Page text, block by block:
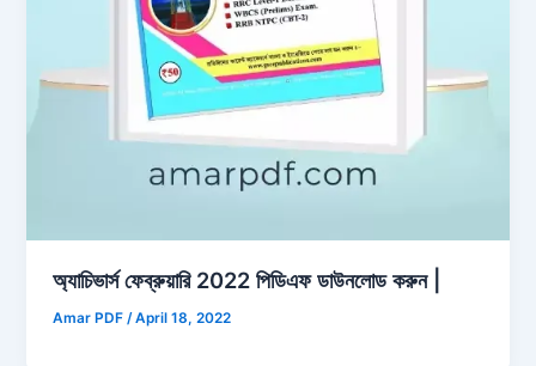
অ্যাচিভার্স ফেব্রুয়ারি 2022 পিডিএফ ডাউনলোড করুন |
Amar PDF/April 18, 2022